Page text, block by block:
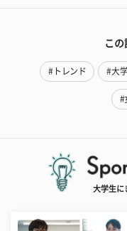
こ
#トレンド #大
#
大学生に